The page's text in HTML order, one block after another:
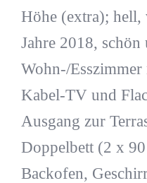
Höhe (extra);
Jahre 2018,
Wohn-/
Kabel-TV und
Ausgang zur
Doppelbett (2 x
Backofen,